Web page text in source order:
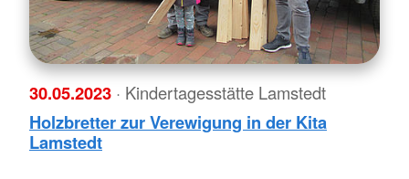
30.05.2023 · Kindertagesstätte Lamstedt
Holzbretter zur Verewigung in der Kita
Lamstedt